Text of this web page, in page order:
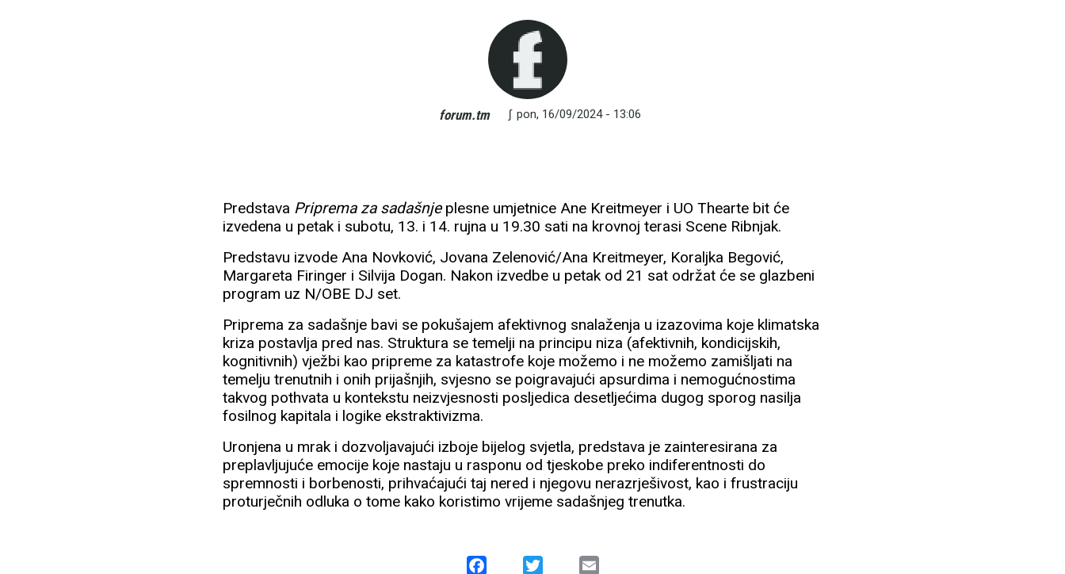
forum.tm ∫ pon, 16/09/2024 - 13:06
Predstava Priprema za sadašnjeplesne umjetnice Ane Kreitmeyer i UO Thearte bit će
izvedena u petak i subotu, 13. i 14. rujna u 19.30 sati na krovnoj terasi Scene Ribnjak.
Predstavu izvode Ana Novković, Jovana Zelenović/Ana Kreitmeyer, Koraljka Begović,
Margareta Firinger i Silvija Dogan. Nakon izvedbe u petak od 21 sat održat će se glazbeni
program uz N/OBE DJ set.
Priprema za sadašnje bavi se pokušajem afektivnog snalaženja u izazovima koje klimatska
kriza postavlja pred nas. Struktura se temelji na principu niza (afektivnih, kondicijskih,
kognitivnih) vježbi kao pripreme za katastrofe koje možemo i ne možemo zamišljati na
temelju trenutnih i onih prijašnjih, svjesno se poigravajući apsurdima i nemogućnostima
takvog pothvata u kontekstu neizvjesnosti posljedica desetljećima dugog sporog nasilja
fosilnog kapitala i logike ekstraktivizma.
Uronjena u mrak i dozvoljavajući izboje bijelog svjetla, predstava je zainteresirana za
preplavljujuće emocije koje nastaju u rasponu od tjeskobe preko indiferentnosti do
spremnosti i borbenosti, prihvaćajući taj nered i njegovu nerazrješivost, kao i frustraciju
proturječnih odluka o tome kako koristimo vrijeme sadašnjeg trenutka.
Facebook